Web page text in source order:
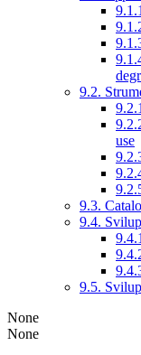
9.2.
use
9.3.
9.4.
9.5.
None
None